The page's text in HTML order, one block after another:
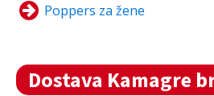
Poppers za žene
Dostava Kamagre